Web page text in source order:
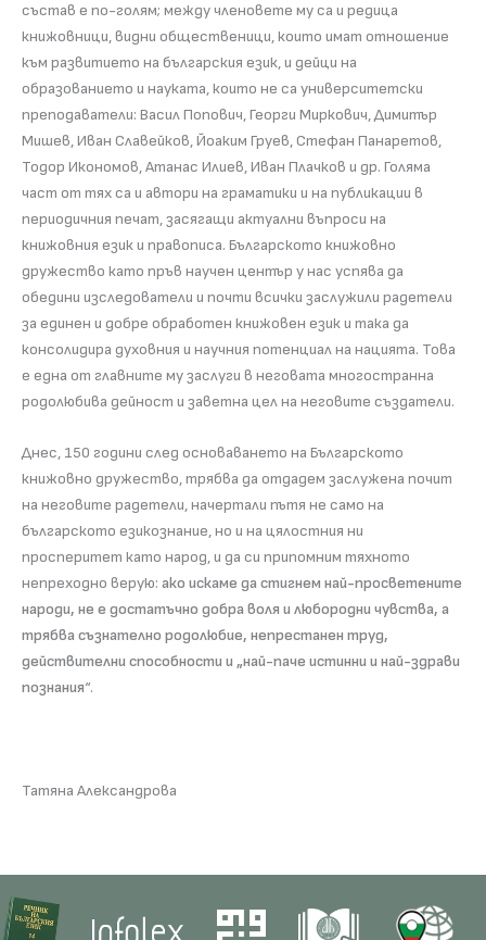
състав е по-голям; между членовете му са и редица
книжовници, видни общественици, които имат отношение
към развитието на българския език, и дейци на
образованието и науката, които не са университетски
преподаватели: Васил Попович, Георги Миркович, Димитър
Мишев, Иван Славейков, Йоаким Груев, Стефан Панаретов,
Тодор Икономов, Атанас Илиев, Иван Плачков и др. Голяма
част от тях са и автори на граматики и на публикации в
периодичния печат, засягащи актуални въпроси на
книжовния език и правописа. Българското книжовно
дружество като пръв научен център у нас успява да
обедини изследователи и почти всички заслужили радетели
за единен и добре обработен книжовен език и така да
консолидира духовния и научния потенциал на нацията. Това
е една от главните му заслуги в неговата многостранна
родолюбива дейност и заветна цел на неговите създатели.
Днес, 150 години след основаването на Българското
книжовно дружество, трябва да отдадем заслужена почит
на неговите радетели, начертали пътя не само на
българското езикознание, но и на цялостния ни
просперитет като народ, и да си припомним тяхното
непреходно верую: ако искаме да стигнем най-просветените
народи, не е достатъчно добра воля и любородни чувства, а
трябва съзнателно родолюбие, непрестанен труд,
действителни способности и „най-паче истинни и най-здрави
познания“.
Татяна Александрова